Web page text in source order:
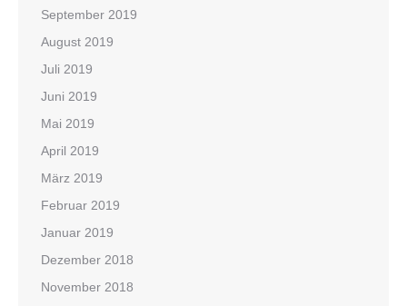
September 2019
August 2019
Juli 2019
Juni 2019
Mai 2019
April 2019
März 2019
Februar 2019
Januar 2019
Dezember 2018
November 2018